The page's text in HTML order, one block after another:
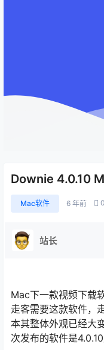
Downie 4.0.10
Mac软件 6 年前 0
站长
Mac下一款视频下
走客需要这款软件，
本其整体外观已经大
次发布的软件是4.0.10